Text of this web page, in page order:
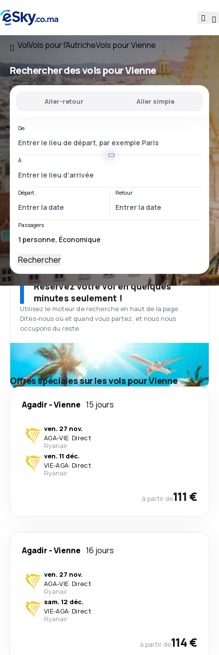
VolVols pour l'AutricheVols pour Vienne
Rechercher des vols pour Vienne
Aller-retour Aller simple
De
À
Départ Retour
Passagers
Rechercher
Réservez votre vol en quelques
minutes seulement !
Utilisez le moteur de recherche en haut de la page.
Dites-nous où et quand vous partez, et nous nous
occupons du reste.
Offres spéciales sur les vols pour Vienne
Agadir -Vienne 15 jours
ven. 27 nov.
AGA-VIE· Direct
Ryanair
ven. 11 déc.
VIE-AGA· Direct
Ryanair
à partir de111 €
Agadir -Vienne 16 jours
ven. 27 nov.
AGA-VIE· Direct
Ryanair
sam. 12 déc.
VIE-AGA· Direct
Ryanair
à partir de114 €